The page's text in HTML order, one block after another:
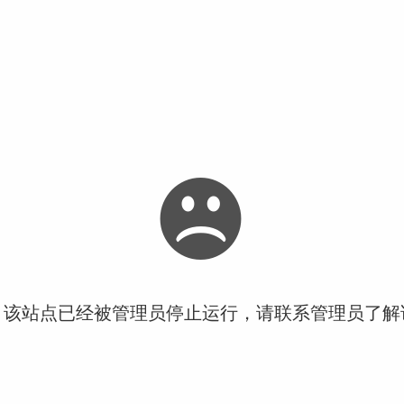
站点已经被管理员停止运行，请联系管理员了